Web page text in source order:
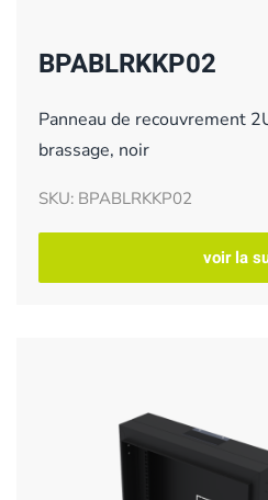
BPABLRKKP02
Panneau de recouvrement
brassage, noir
SKU: BPABLRKKP02
voir la